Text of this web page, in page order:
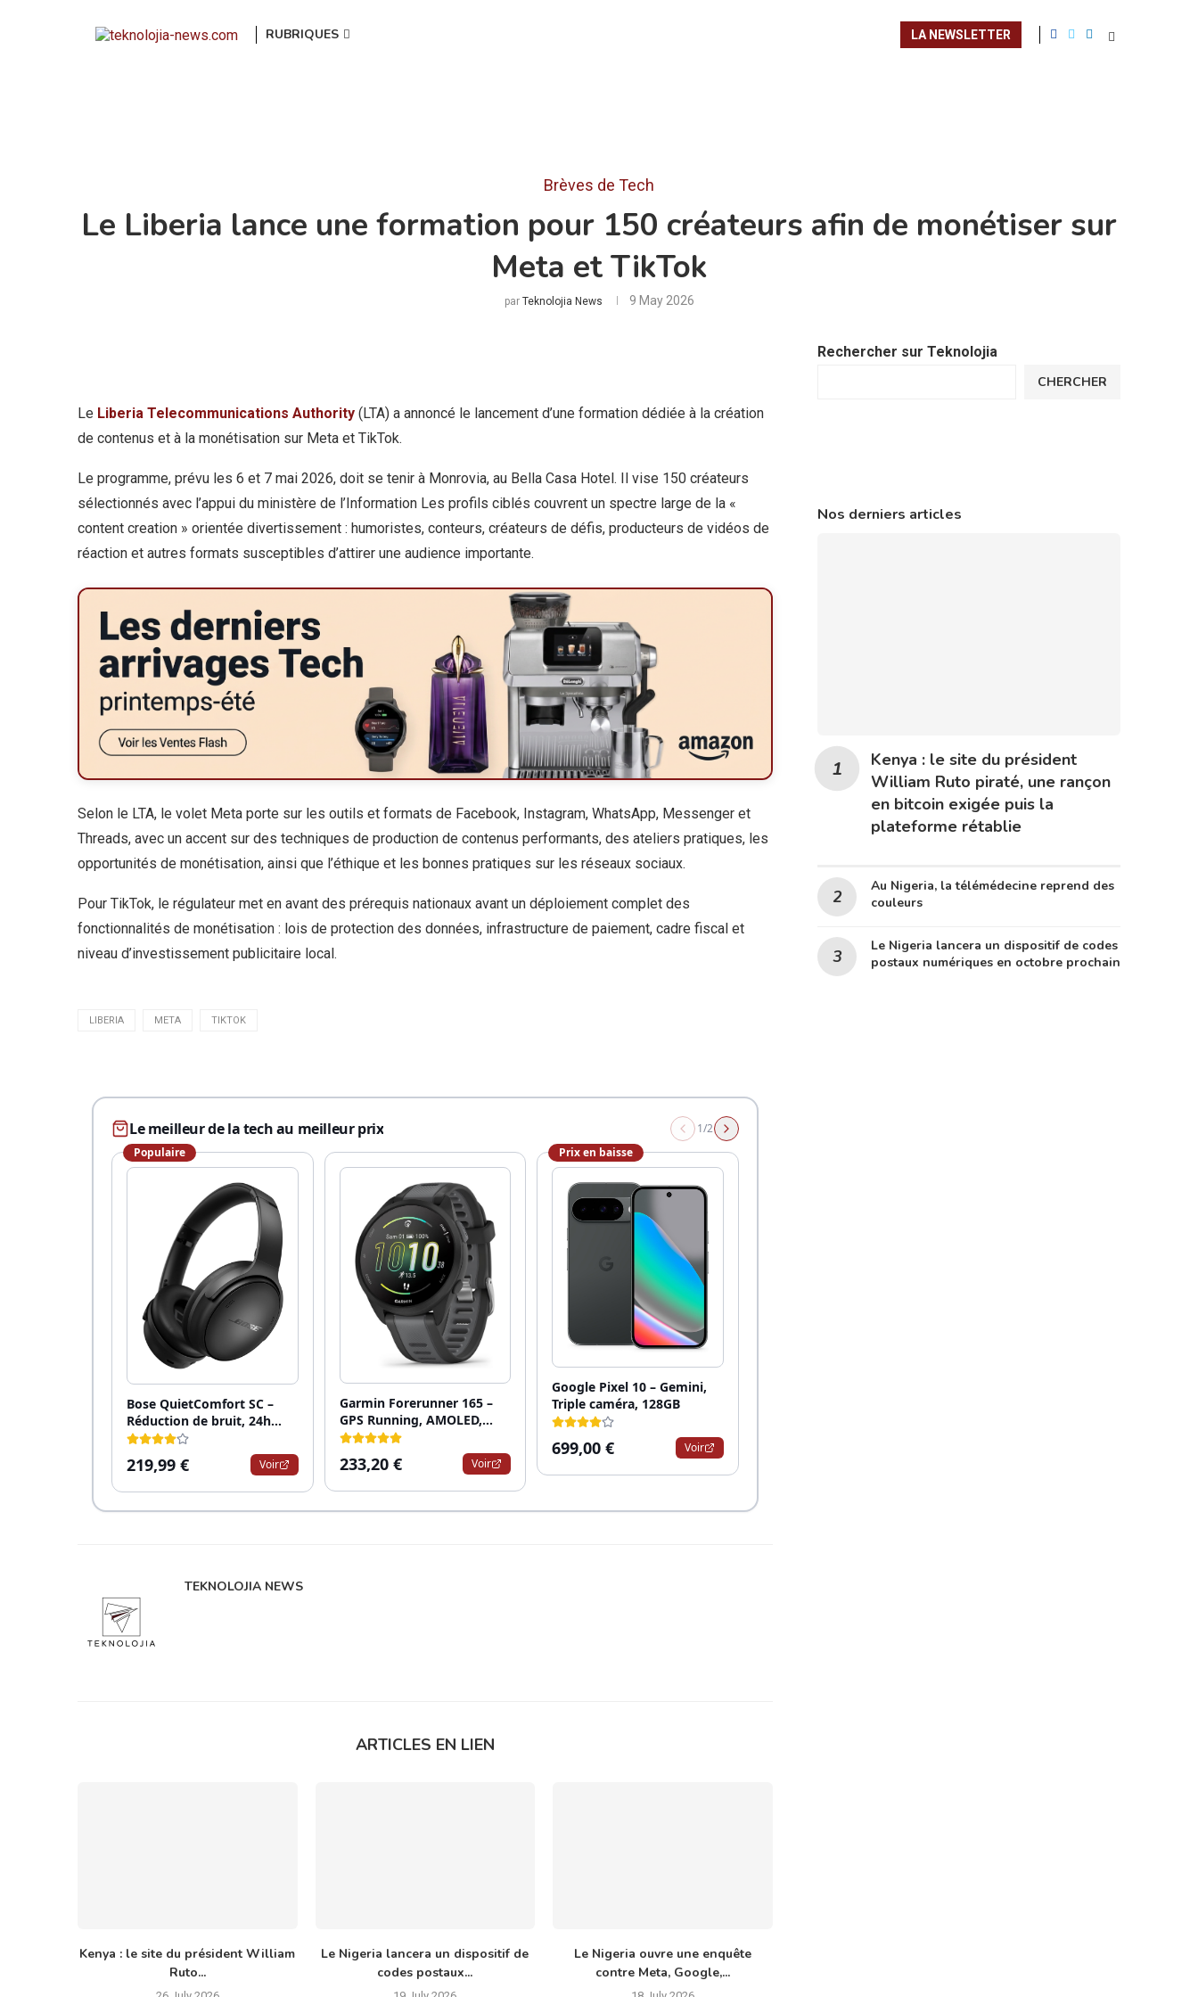
RUBRIQUES LA NEWSLETTER
Brèves de Tech
Le Liberia lance une formation pour 150 créateurs afin de monétiser sur
Meta et TikTok
par Teknolojia News 9 May 2026
Le Liberia Telecommunications Authority (LTA) a annoncé le lancement d’une formation dédiée à la création
de contenus et à la monétisation sur Meta et TikTok.
Le programme, prévu les 6 et 7 mai 2026, doit se tenir à Monrovia, au Bella Casa Hotel. Il vise 150 créateurs
sélectionnés avec l’appui du ministère de l’Information Les profils ciblés couvrent un spectre large de la «
content creation » orientée divertissement : humoristes, conteurs, créateurs de défis, producteurs de vidéos de
réaction et autres formats susceptibles d’attirer une audience importante.
Selon le LTA, le volet Meta porte sur les outils et formats de Facebook, Instagram, WhatsApp, Messenger et
Threads, avec un accent sur des techniques de production de contenus performants, des ateliers pratiques, les
opportunités de monétisation, ainsi que l’éthique et les bonnes pratiques sur les réseaux sociaux.
Pour TikTok, le régulateur met en avant des prérequis nationaux avant un déploiement complet des
fonctionnalités de monétisation : lois de protection des données, infrastructure de paiement, cadre fiscal et
niveau d’investissement publicitaire local.
LIBERIA META TIKTOK
TEKNOLOJIA NEWS
ARTICLES EN LIEN
Kenya : le site du président William
Ruto...
Le Nigeria lancera un dispositif de
codes postaux...
Le Nigeria ouvre une enquête
contre Meta, Google,...
Rechercher sur Teknolojia
CHERCHER
Nos derniers articles
Kenya : le site du président
William Ruto piraté, une rançon
en bitcoin exigée puis la
plateforme rétablie
Au Nigeria, la télémédecine reprend des
couleurs
Le Nigeria lancera un dispositif de codes
postaux numériques en octobre prochain